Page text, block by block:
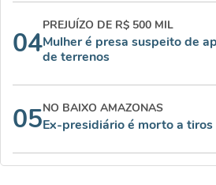
04
PREJUÍZO DE R$ 500 MIL
Mulher é presa suspeito de
de terrenos
05NO BAIXO AMAZONAS
Ex-presidiário é morto a